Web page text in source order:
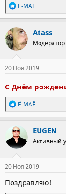
Р
е
а
к
ц
и
и
:
Ё-МАЁ
Atass
Модератор
20 Ноя 2019
С Днём
Р
е
а
к
ц
и
и
:
Ё-МАЁ
EUGEN
Активный
20 Ноя 2019
Поздравляю!